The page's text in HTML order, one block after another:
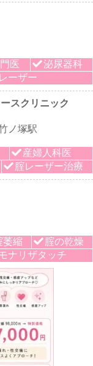
医
泌尿器科
ーザー
スクリニック
ノ塚駅
産婦人科医
腟レーザー治療
萎縮
腟の乾燥
ナリザタッチ